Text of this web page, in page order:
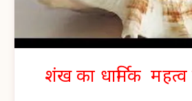
शंख का धार्मिक महत्व